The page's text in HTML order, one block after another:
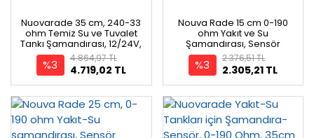
Nuovarade 35 cm, 240-33
ohm Temiz Su ve Tuvalet
Tankı Şamandırası, 12/24V,
Inox 316, SAE5
%3 4.719,02 TL
4.864,97 TL
Nouva Rade 15 cm 0-190
ohm Yakıt ve Su
Şamandırası, Sensör
%3 2.305,21 TL
2.376,51 TL